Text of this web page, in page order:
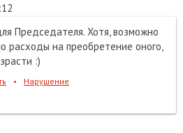
Председателя. Хотя, возможно
расходы на преобретение оного,
:)
• Нарушение